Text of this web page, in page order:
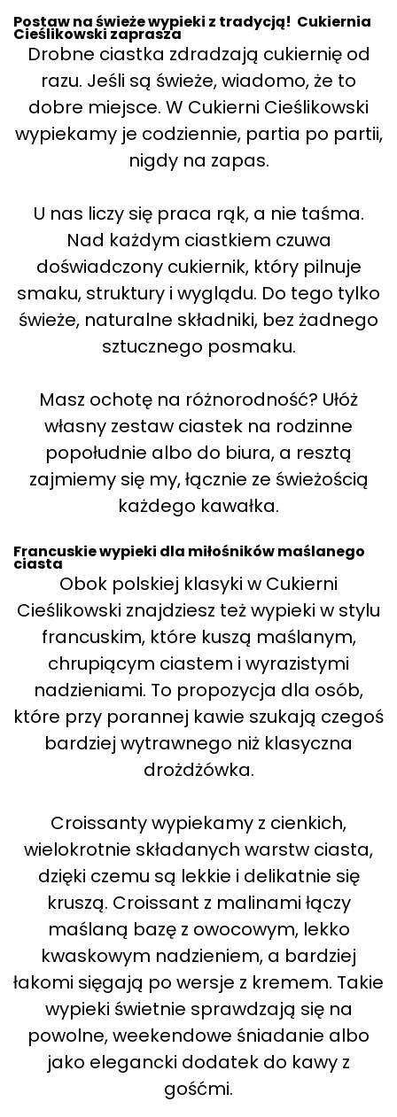
Postaw na świeże wypieki z tradycją! Cukiernia
Cieślikowski zaprasza
Drobne ciastka zdradzają cukiernię od
razu. Jeśli są świeże, wiadomo, że to
dobre miejsce. W Cukierni Cieślikowski
wypiekamy je codziennie, partia po partii,
nigdy na zapas.
U nas liczy się praca rąk, a nie taśma.
Nad każdym ciastkiem czuwa
doświadczony cukiernik, który pilnuje
smaku, struktury i wyglądu. Do tego tylko
świeże, naturalne składniki, bez żadnego
sztucznego posmaku.
Masz ochotę na różnorodność? Ułóż
własny zestaw ciastek na rodzinne
popołudnie albo do biura, a resztą
zajmiemy się my, łącznie ze świeżością
każdego kawałka.
Francuskie wypieki dla miłośników maślanego
ciasta
Obok polskiej klasyki w Cukierni
Cieślikowski znajdziesz też wypieki w stylu
francuskim, które kuszą maślanym,
chrupiącym ciastem i wyrazistymi
nadzieniami. To propozycja dla osób,
które przy porannej kawie szukają czegoś
bardziej wytrawnego niż klasyczna
drożdżówka.
Croissanty wypiekamy z cienkich,
wielokrotnie składanych warstw ciasta,
dzięki czemu są lekkie i delikatnie się
kruszą. Croissant z malinami łączy
maślaną bazę z owocowym, lekko
kwaskowym nadzieniem, a bardziej
łakomi sięgają po wersje z kremem. Takie
wypieki świetnie sprawdzają się na
powolne, weekendowe śniadanie albo
jako elegancki dodatek do kawy z
gośćmi.